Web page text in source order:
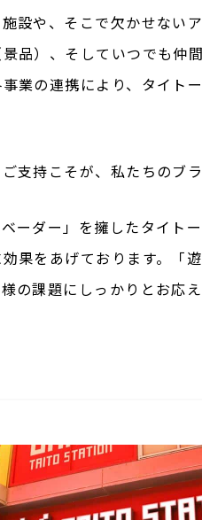
設や、そこで欠かせない
品）、そしていつでも仲
業の連携により、タイト
支持こそが、私たちのブラ
ーダー」を擁したタイト
果をあげております。「
の課題にしっかりとお応